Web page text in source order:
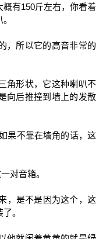
有150斤左右，你看着
，所以它的高音非常的
角形状，它这种喇叭不
向后推撞到墙上的发散
果不靠在墙角的话，这
对音箱。
，是不是因为这个，这
。